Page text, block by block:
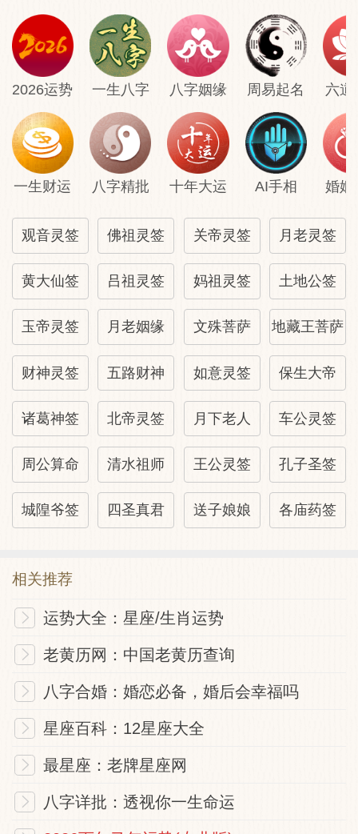
2026运势 一生八字 八字姻缘 周易起名 六道
一生财运 八字精批 十年大运 AI手相 婚姻
观音灵签 佛祖灵签 关帝灵签 月老灵签
黄大仙签 吕祖灵签 妈祖灵签 土地公签
玉帝灵签 月老姻缘 文殊菩萨 地藏王菩萨
财神灵签 五路财神 如意灵签 保生大帝
诸葛神签 北帝灵签 月下老人 车公灵签
周公算命 清水祖师 王公灵签 孔子圣签
城隍爷签 四圣真君 送子娘娘 各庙药签
相关推荐
运势大全：星座/生肖运势
老黄历网：中国老黄历查询
八字合婚：婚恋必备，婚后会幸福吗
星座百科：12星座大全
最星座：老牌星座网
八字详批：透视你一生命运